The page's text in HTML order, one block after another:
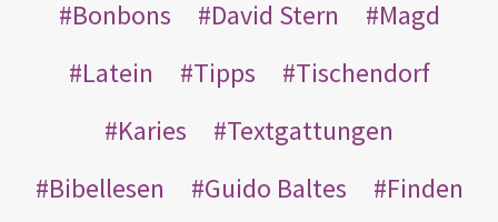
Bonbons
David Stern
Magd
Latein
Tipps
Tischendorf
Karies
Textgattungen
Bibellesen
Guido Baltes
Finden